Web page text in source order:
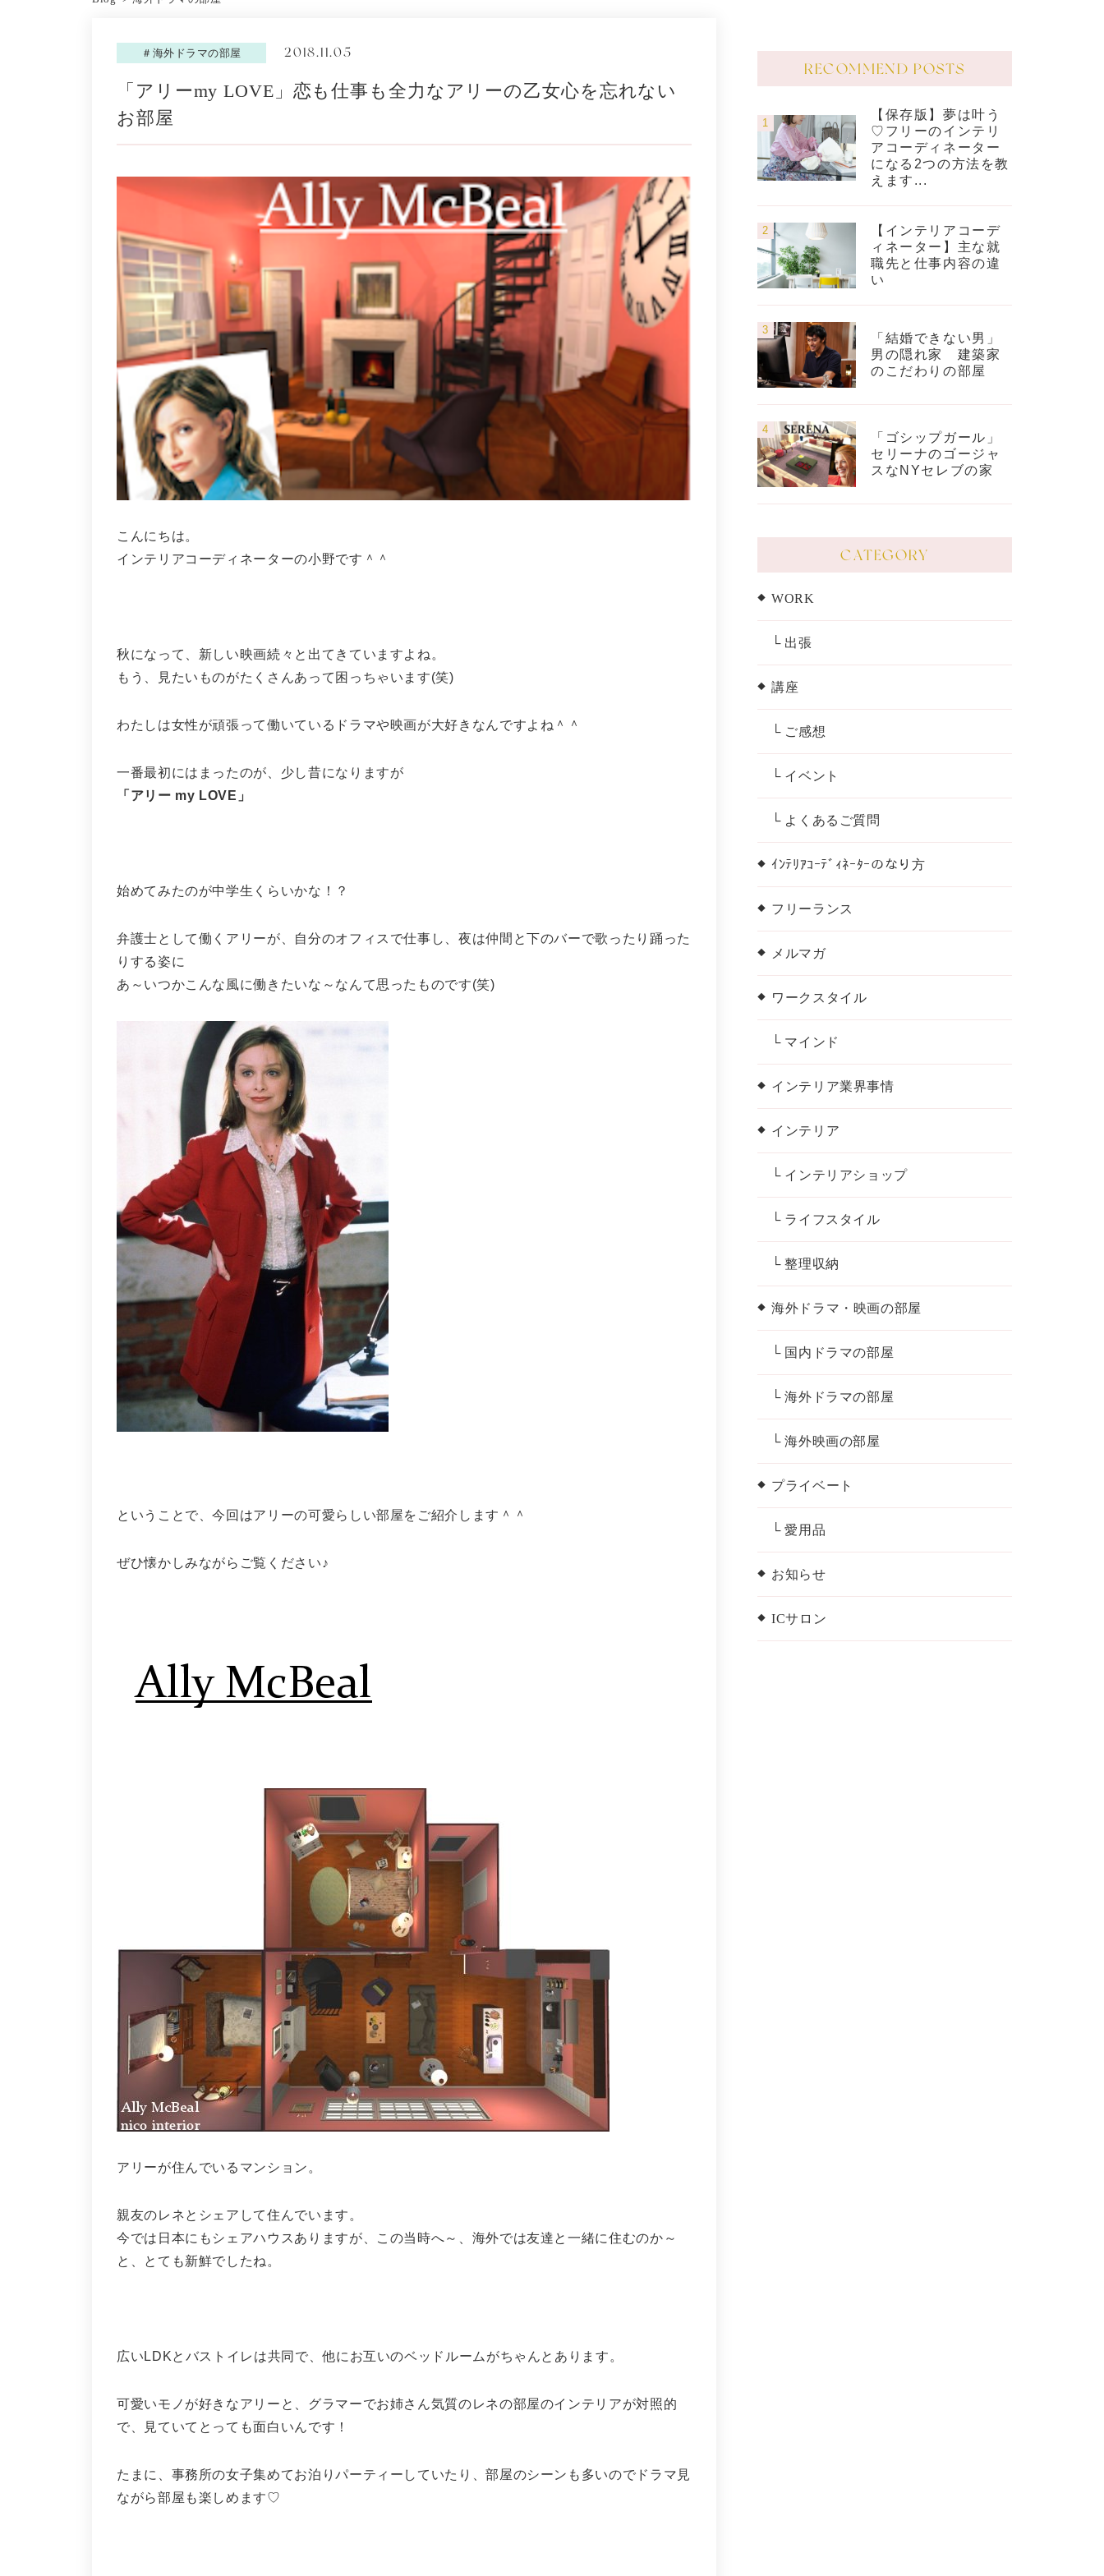
＃海外ドラマの部屋 2018.11.05
「アリーmy LOVE」恋も仕事も全力なアリーの乙女心を忘れない
お部屋
こんにちは。
インテリアコーディネーターの小野です＾＾
秋になって、新しい映画続々と出てきていますよね。
もう、見たいものがたくさんあって困っちゃいます(笑)
わたしは女性が頑張って働いているドラマや映画が大好きなんですよね＾＾
一番最初にはまったのが、少し昔になりますが
「アリー my LOVE」
始めてみたのが中学生くらいかな！？
弁護士として働くアリーが、自分のオフィスで仕事し、夜は仲間と下のバーで歌ったり踊った
りする姿に
あ～いつかこんな風に働きたいな～なんて思ったものです(笑)
ということで、今回はアリーの可愛らしい部屋をご紹介します＾＾
ぜひ懐かしみながらご覧ください♪
アリーが住んでいるマンション。
親友のレネとシェアして住んでいます。
今では日本にもシェアハウスありますが、この当時へ～、海外では友達と一緒に住むのか～
と、とても新鮮でしたね。
広いLDKとバストイレは共同で、他にお互いのベッドルームがちゃんとあります。
可愛いモノが好きなアリーと、グラマーでお姉さん気質のレネの部屋のインテリアが対照的
で、見ていてとっても面白いんです！
たまに、事務所の女子集めてお泊りパーティーしていたり、部屋のシーンも多いのでドラマ見
ながら部屋も楽しめます♡
RECOMMEND POSTS
【保存版】夢は叶う
♡フリーのインテリ
アコーディネーター
になる2つの方法を教
えます...
【インテリアコーデ
ィネーター】主な就
職先と仕事内容の違
い
「結婚できない男」
男の隠れ家 建築家
のこだわりの部屋
「ゴシップガール」
セリーナのゴージャ
スなNYセレブの家
CATEGORY
WORK
└ 出張
講座
└ ご感想
└ イベント
└ よくあるご質問
ｲﾝﾃﾘｱｺｰﾃﾞｨﾈｰﾀｰのなり方
フリーランス
メルマガ
ワークスタイル
└ マインド
インテリア業界事情
インテリア
└ インテリアショップ
└ ライフスタイル
└ 整理収納
海外ドラマ・映画の部屋
└ 国内ドラマの部屋
└ 海外ドラマの部屋
└ 海外映画の部屋
プライベート
└ 愛用品
お知らせ
ICサロン